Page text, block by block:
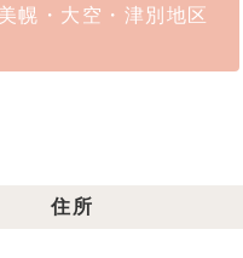
美幌・大空・津別地区
住所